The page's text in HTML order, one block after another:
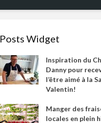
Posts Widget
Inspiration du
Danny pour
l’être aimé à la
Valentin!
Manger des
locales en plein